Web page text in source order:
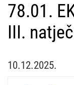
78.01.
III.
10.12.2025.